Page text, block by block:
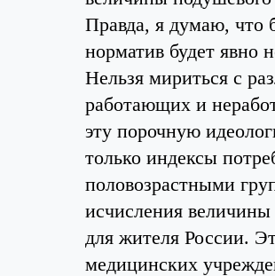
Правда, я думаю, что
норматив будет явно
Нельзя мириться с
работающих и
эту порочную
только индексы
половозрастными
исчисления величины
для жителя России.
медицинских